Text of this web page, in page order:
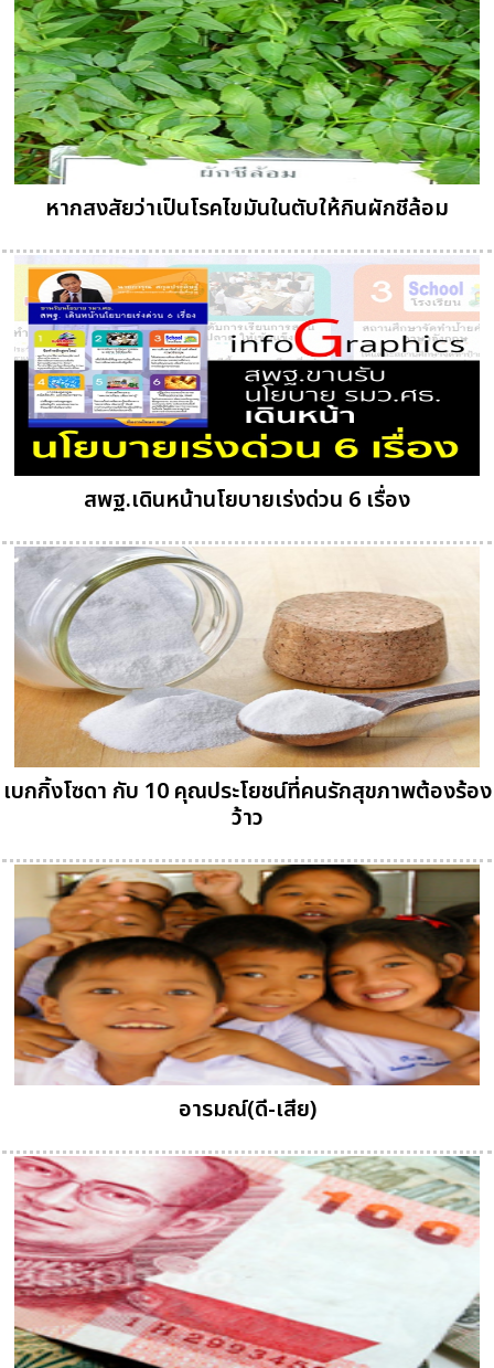
หากสงสัยว่าเป็นโรคไขมันในตับให้กินผักชีล้อม
สพฐ.เดินหน้านโยบายเร่งด่วน 6 เรื่อง
เบกกิ้งโซดา กับ 10 คุณประโยชน์ที่คนรักสุขภาพต้องร้อง
ว้าว
อารมณ์(ดี-เสีย)